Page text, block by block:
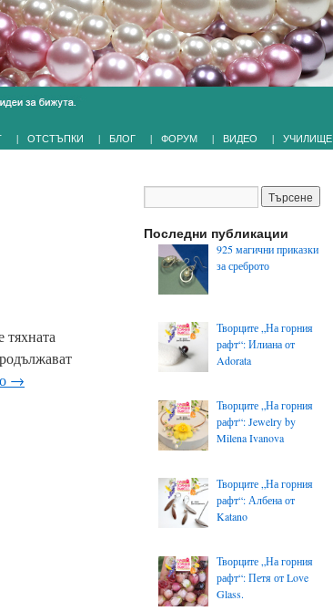
| ОТСТЪПКИ | БЛОГ | ФОРУМ | ВИДЕО | УЧИЛИЩЕ
→
Последни публикации
925 магични приказки
за среброто
Творците „На горния
рафт“: Илиана от
Adorata
Творците „На горния
рафт“: Jewelry by
Milena Ivanova
Творците „На горния
рафт“: Албена от
Katano
Творците „На горния
рафт“: Петя от Love
Glass.